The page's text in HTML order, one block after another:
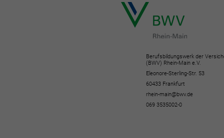
Berufsbildungswerk der
(BWV) Rhein-Main e.V.
Eleonore-Sterling-Str. 53
60433 Frankfurt
rhein-main@bwv.de
069 3535002-0